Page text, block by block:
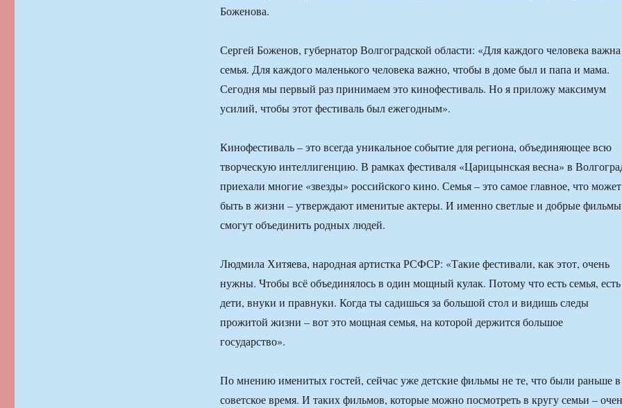
Боженова.
Сергей Боженов, губернатор Волгоградской области: «Для каждого человека важна
семья. Для каждого маленького человека важно, чтобы в доме был и папа и мама.
Сегодня мы первый раз принимаем это кинофестиваль. Но я приложу максимум
усилий, чтобы этот фестиваль был ежегодным».
Кинофестиваль – это всегда уникальное событие для региона, объединяющее всю
творческую интеллигенцию. В рамках фестиваля «Царицынская весна» в
приехали многие «звезды» российского кино. Семья – это самое главное, что может
быть в жизни – утверждают именитые актеры. И именно светлые и добрые фильмы
смогут объединить родных людей.
Людмила Хитяева, народная артистка РСФСР: «Такие фестивали, как этот, очень
нужны. Чтобы всё объединялось в один мощный кулак. Потому что есть семья, есть
дети, внуки и правнуки. Когда ты садишься за большой стол и видишь следы
прожитой жизни – вот это мощная семья, на которой держится большое
государство».
По мнению именитых гостей, сейчас уже детские фильмы не те, что были раньше в
советское время. И таких фильмов, которые можно посмотреть в кругу семьи –